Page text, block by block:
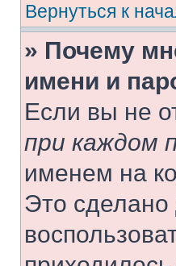
Вернуться к
» Почему
имени и
Если вы не
при каждом
именем на
Это сделано